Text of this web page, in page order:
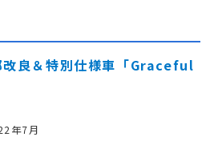
良＆特別仕様車「Graceful
年7月